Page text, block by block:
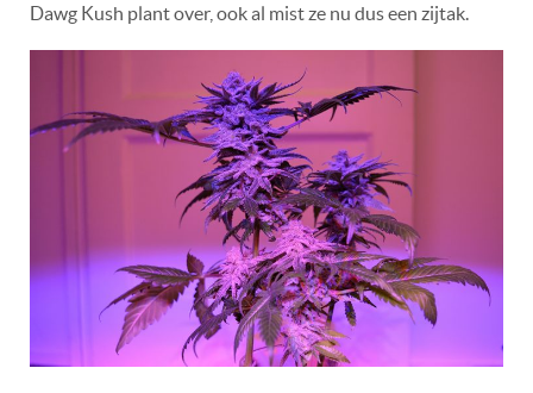
Dawg Kush plant over, ook al mist ze nu dus een zijtak.